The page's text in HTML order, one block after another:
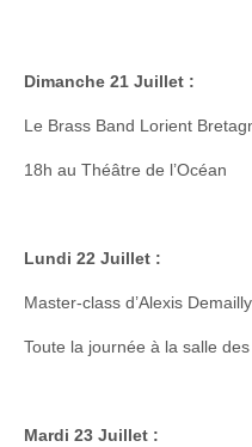
Dimanche 21 Juillet :
Le Brass Band Lorient
18h au Théâtre de l’Océan
Lundi 22 Juillet :
Master-class d’Alexis Demailly
Toute la journée à la salle
Mardi 23 Juillet :